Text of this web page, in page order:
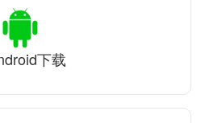
下载